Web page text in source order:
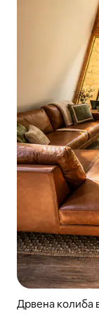
Дрвена колиба